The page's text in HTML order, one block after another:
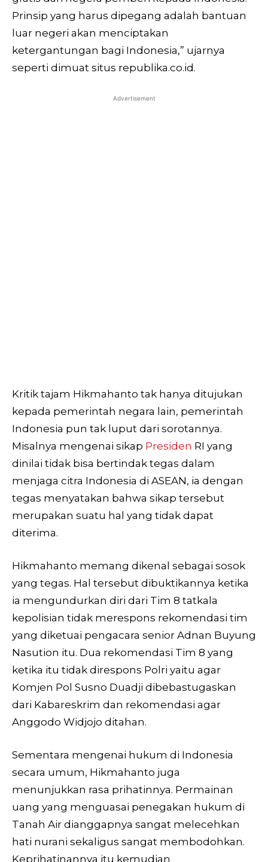
Prinsip yang harus dipegang adalah bantuan
luar negeri akan menciptakan
ketergantungan bagi Indonesia,” ujarnya
seperti dimuat situs republika.co.id.
Advertisement
Kritik tajam Hikmahanto tak hanya ditujukan
kepada pemerintah negara lain, pemerintah
Indonesia pun tak luput dari sorotannya.
Misalnya mengenai sikap Presiden RI yang
dinilai tidak bisa bertindak tegas dalam
menjaga citra Indonesia di ASEAN, ia dengan
tegas menyatakan bahwa sikap tersebut
merupakan suatu hal yang tidak dapat
diterima.
Hikmahanto memang dikenal sebagai sosok
yang tegas. Hal tersebut dibuktikannya ketika
ia mengundurkan diri dari Tim 8 tatkala
kepolisian tidak merespons rekomendasi tim
yang diketuai pengacara senior Adnan Buyung
Nasution itu. Dua rekomendasi Tim 8 yang
ketika itu tidak direspons Polri yaitu agar
Komjen Pol Susno Duadji dibebastugaskan
dari Kabareskrim dan rekomendasi agar
Anggodo Widjojo ditahan.
Sementara mengenai hukum di Indonesia
secara umum, Hikmahanto juga
menunjukkan rasa prihatinnya. Permainan
uang yang menguasai penegakan hukum di
Tanah Air dianggapnya sangat melecehkan
hati nurani sekaligus sangat membodohkan.
Keprihatinannya itu kemudian